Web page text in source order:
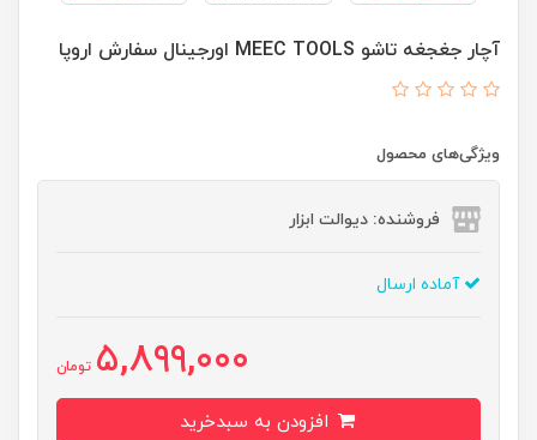
آچار جغجغه تاشو MEEC TOOLS اورجينال سفارش اروپا
ویژگی‌های محصول
فروشنده: دیوالت ابزار
آماده ارسال
5,899,000 تومان